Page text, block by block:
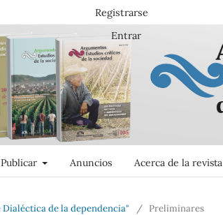
Publicar Anuncios Acerca de la revista
Registrarse
Entrar
Dialéctica de la dependencia" / Preliminares